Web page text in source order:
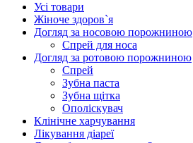
Усi товари
Жіноче здоров`я
Догляд за носовою порожниною
Спрей для носа
Догляд за ротовою порожниною
Спрей
Зубна паста
Зубна щiтка
Ополіскувач
Клiнiчне харчування
Лiкування дiареї